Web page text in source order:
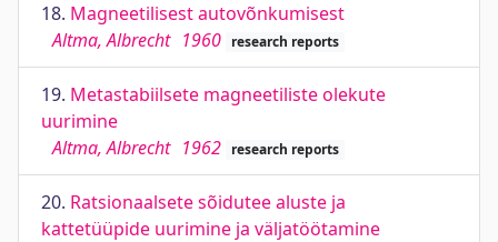
18. Magneetilisest autovõnkumisest
Altma, Albrecht 1960 research reports
19. Metastabiilsete magneetiliste olekute
uurimine
Altma, Albrecht 1962 research reports
20. Ratsionaalsete sõidutee aluste ja
kattetüüpide uurimine ja väljatöötamine